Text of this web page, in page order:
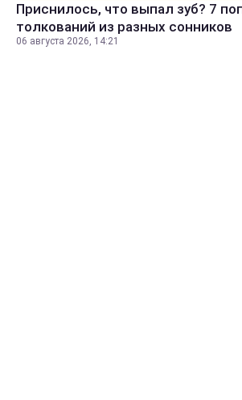
Приснилось, что выпал зуб? 7
толкований из разных сонников
06 августа 2026, 14:21